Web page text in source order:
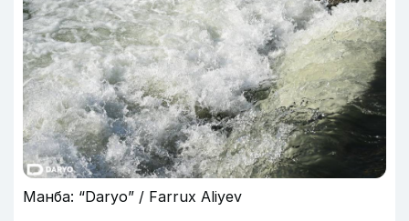
Манба: “Daryo” / Farrux Aliyev